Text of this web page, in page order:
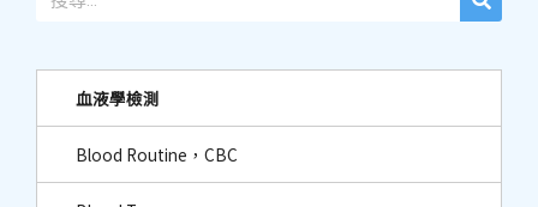
血液學檢測
Blood Routine，CBC